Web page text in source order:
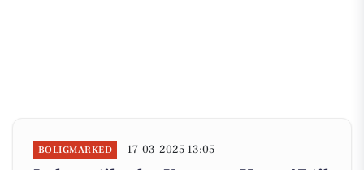
BOLIGMARKED 17-03-2025 13:05